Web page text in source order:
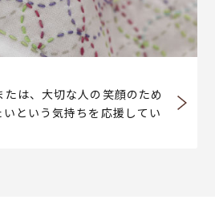
は、大切な人の笑顔のため
という気持ちを応援してい